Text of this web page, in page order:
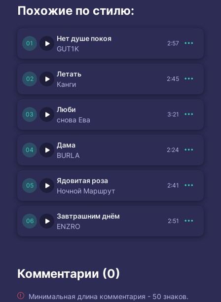
Похожие по стилю:
Нет душе покоя
GUT1K
2:57
Летать
Канги
2:45
Люби
снова Ева
3:21
Дама
BURLA
2:24
Ядовитая роза
Ночной Маршрут
2:41
Завтрашним днём
ENZRO
2:51
Комментарии (0)
Минимальная длина комментария - 50 знаков.